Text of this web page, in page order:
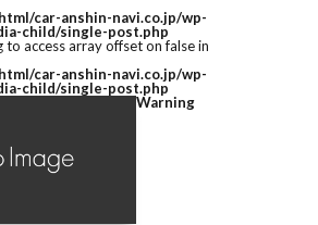
car-anshin-navi.co.jp/wp-
child/single-post.php
to access array offset on false in
car-anshin-navi.co.jp/wp-
child/single-post.php
Warning